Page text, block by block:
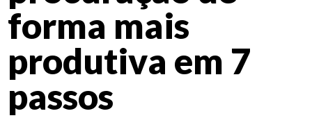
forma mais
produtiva em 7
passos